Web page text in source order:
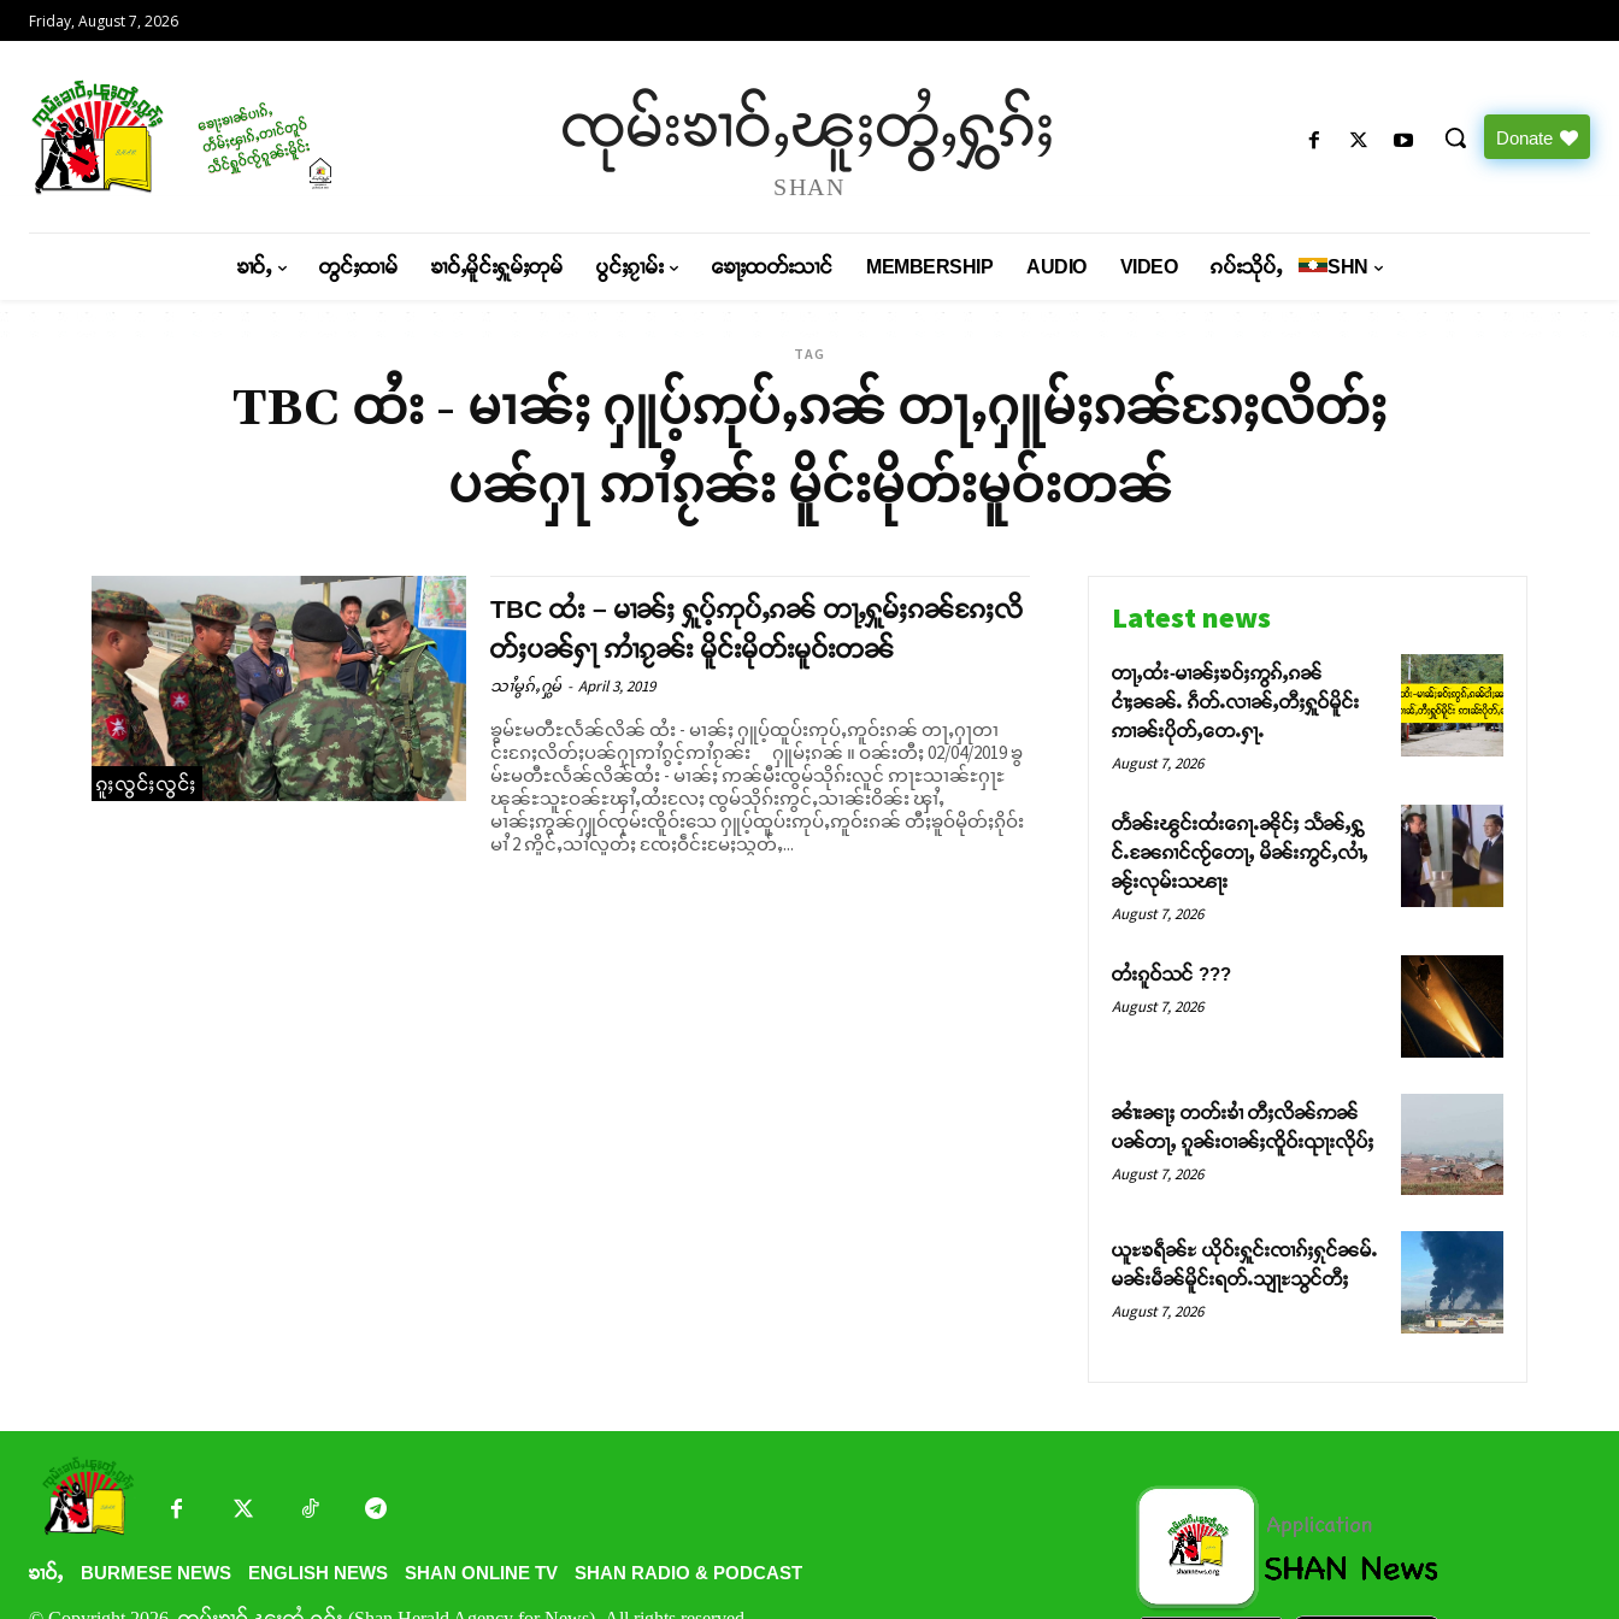
Friday, August 7, 2026
ၸုမ်းၶၢဝ်ႇၽူႈတွႆႇႁွၵ်ႈ
SHAN
Donate
ၶၢဝ်ႇ တွင်ႈထၢမ် ၶၢဝ်ႇမိူင်းႁူမ်ႈတုမ် ပွင်ႈၵႂၢမ်း ၶေႃႈထတ်းသၢင် MEMBERSHIP AUDIO VIDEO ၵပ်းသိုပ်ႇ SHN
TAG
TBC ထႆး - မၢၼ်ႈ ႁူပ့်ဢုပ်ႇၵၼ် တႃႇႁူမ်ႈၵၼ်ၵႄႈလိတ်ႈ
ပၼ်ႁႃ ဢၢႆၵႂၼ်း မိူင်းမိုတ်းမူဝ်းတၼ်
ၵူႈလွင်ႈလွင်ႈ
TBC ထႆး – မၢၼ်ႈ ႁူပ့်ဢုပ်ႇၵၼ် တႃႇႁူမ်ႈၵၼ်ၵႄႈလိ
တ်ႈပၼ်ႁႃ ဢၢႆၵႂၼ်း မိူင်းမိုတ်းမူဝ်းတၼ်
သၢႆမွၵ်ႇႁွမ် - April 3, 2019
ၶွမ်ႊမတီႊလႅၼ်လိၼ် ထႆး - မၢၼ်ႈ ႁူပ့်ထူပ်းဢုပ်ႇဢူဝ်းၵၼ် တႃႇႁႃတၢ
င်းၵႄႈလိတ်ႈပၼ်ႁႃဢၢႆၵွင့်ဢၢႆၵႂၼ်း ႁူမ်ႈၵၼ် ။ ဝၼ်းတီႈ 02/04/2019 ၶွ
မ်ႊမတီႊလႅၼ်လိၼ်ထႆး - မၢၼ်ႈ ဢၼ်မီးၸွမ်သိုၵ်းလူင် ဢႃႊသၢၼ်ႊႁႃႊ
ၽုၼ်ႊသူႊဝၼ်ႊၾၢႆႇထႆးလႄႈ ၸွမ်သိုၵ်းဢွင်ႇသၢၼ်းဝိၼ်း ၾၢႆႇ
မၢၼ်ႈဢွၼ်ႁူဝ်ၸုမ်းၸိူဝ်းသေ ႁူပ့်ထူပ်းဢုပ်ႇဢူဝ်းၵၼ် တီႈၶူဝ်မိုတ်ႈၵိုဝ်း
မၢႆ 2 ဢိူင်ႇသၢႆလူတ်ႈ ၸႄႈဝဵင်းမႄႈသွတ်ႇ...
Latest news
တႃႇထႆး-မၢၼ်ႈၶဝ်ႈဢွၵ်ႇၵၼ်
ငၢႆႈၼၼ်ႉ ၵဵတ်ႉလၢၼ်ႇတီႈႁူဝ်မိူင်း
ဢၢၼ်းပိုတ်ႇတေႉႁႃႉ
August 7, 2026
တႅၼ်းၽွင်းထႆးၵေႃႉၼိုင်ႈ သႅၼ်ႇႁွ
င်ႉၼႄၵၢင်ၸႂ်တေႃႇ မိၼ်းဢွင်ႇလၢႆႇ
ၼႂ်းလုမ်းသၽႃး
August 7, 2026
တႆးၵူဝ်သင် ???
August 7, 2026
ၼၢႆးၼႃႈ တတ်းၶၢႆ တီႈလိၼ်ဢၼ်
ပၼ်တႃႇ ၵူၼ်းဝၢၼ်ႈၸိူဝ်းၺႃးလိုပ်ႈ
August 7, 2026
ယူႊၶရဵၼ်ႊ ယိုဝ်းႁူင်းၸၢၵ်ႈႁုင်ၼမ်ႉ
မၼ်းမဵၼ်မိူင်းရတ်ႉသျႃႊသွင်တီႈ
August 7, 2026
ၶၢဝ်ႇ BURMESE NEWS ENGLISH NEWS SHAN ONLINE TV SHAN RADIO & PODCAST